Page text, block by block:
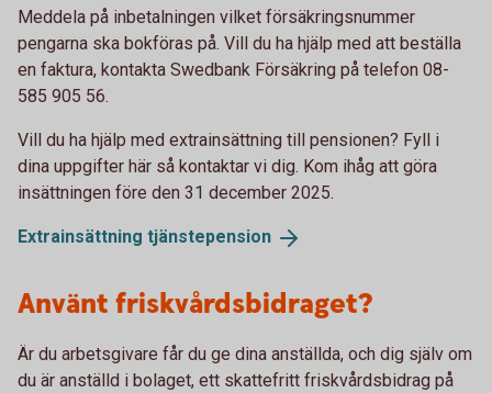
Meddela på inbetalningen vilket försäkringsnummer
pengarna ska bokföras på. Vill du ha hjälp med att beställa
en faktura, kontakta Swedbank Försäkring på telefon 08-
585 905 56.
Vill du ha hjälp med extrainsättning till pensionen? Fyll i
dina uppgifter här så kontaktar vi dig. Kom ihåg att göra
insättningen före den 31 december 2025.
Extrainsättning tjänstepension
Använt friskvårdsbidraget?
Är du arbetsgivare får du ge dina anställda, och dig själv om
du är anställd i bolaget, ett skattefritt friskvårdsbidrag på